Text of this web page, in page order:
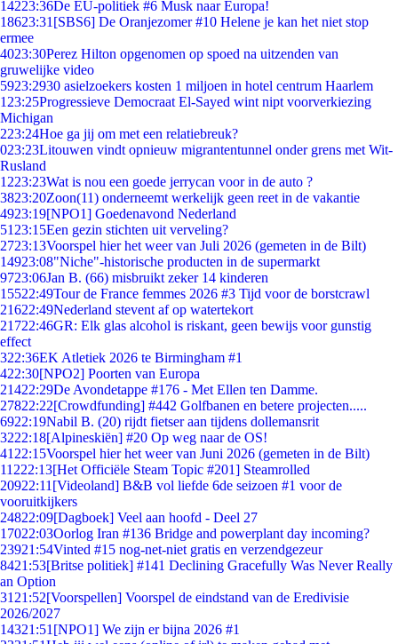
14223:36De EU-politiek #6 Musk naar Europa!
18623:31 [SBS6] De Oranjezomer #10 Helene je kan het niet stop
ermee
4023:30Perez Hilton opgenomen op spoed na uitzenden van
gruwelijke video
5923:2930 asielzoekers kosten 1 miljoen in hotel centrum Haarlem
1 23:25Progressieve Democraat El-Sayed wint nipt voorverkiezing
Michigan
223:24Hoe ga jij om met een relatiebreuk?
023:23Litouwen vindt opnieuw migrantentunnel onder grens met Wit-
Rusland
1223:23Wat is nou een goede jerrycan voor in de auto ?
3823:20Zoon(11) onderneemt werkelijk geen reet in de vakantie
4923:19[NPO1] Goedenavond Nederland
51 23:15Een gezin stichten uit verveling?
2723:13Voorspel hier het weer van Juli 2026 (gemeten in de Bilt)
14923:08"Niche"-historische producten in de supermarkt
9723:06Jan B. (66) misbruikt zeker 14 kinderen
15522:49Tour de France femmes 2026 #3 Tijd voor de borstcrawl
21622:49Nederland stevent af op watertekort
21722:46GR: Elk glas alcohol is riskant, geen bewijs voor gunstig
effect
322:36EK Atletiek 2026 te Birmingham #1
422:30[NPO2] Poorten van Europa
21422:29De Avondetappe #176 - Met Ellen ten Damme.
27822:22[Crowdfunding] #442 Golfbanen en betere projecten.....
6922:19Nabil B. (20) rijdt fietser aan tijdens dollemansrit
3222:18[Alpineskiën] #20 Op weg naar de OS!
41 22:15Voorspel hier het weer van Juni 2026 (gemeten in de Bilt)
11222:13[Het Officiële Steam Topic #201] Steamrolled
20922:11 [Videoland] B&B vol liefde 6de seizoen #1 voor de
vooruitkijkers
24822:09[Dagboek] Veel aan hoofd - Deel 27
17022:03Oorlog Iran #136 Bridge and powerplant day incoming?
23921:54Vinted #15 nog-net-niet gratis en verzendgezeur
8421:53[Britse politiek] #141 Declining Gracefully Was Never Really
an Option
31 21:52[Voorspellen] Voorspel de eindstand van de Eredivisie
2026/2027
14321:51 [NPO1] We zijn er bijna 2026 #1